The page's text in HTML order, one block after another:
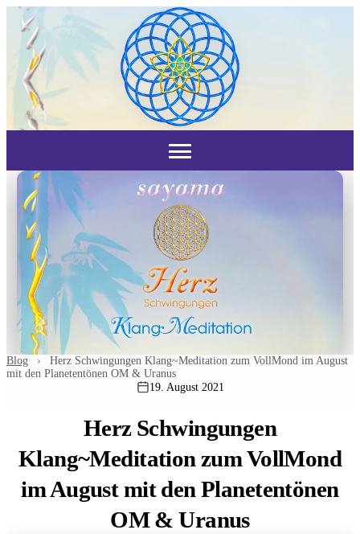
Blog ›
Herz Schwingungen Klang~Meditation zum VollMond im August
mit den Planetentönen OM & Uranus
19. August 2021
Herz Schwingungen
Klang~Meditation zum VollMond
im August mit den Planetentönen
OM & Uranus